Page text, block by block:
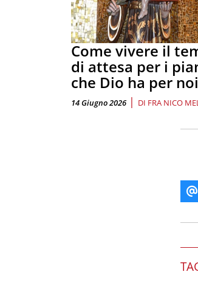
Come vivere il
di attesa per i
che Dio ha per
14 Giugno 2026 | DI FRA NICO